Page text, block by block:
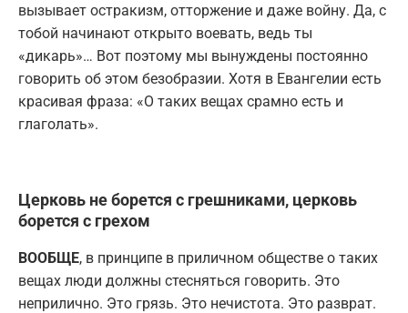
вызывает остракизм, отторжение и даже войну. Да, с
тобой начинают открыто воевать, ведь ты
«дикарь»… Вот поэтому мы вынуждены постоянно
говорить об этом безобразии. Хотя в Евангелии есть
красивая фраза: «О таких вещах срамно есть и
глаголать».
Церковь не борется с грешниками, церковь
борется с грехом
ВООБЩЕ, в принципе в приличном обществе о таких
вещах люди должны стесняться говорить. Это
неприлично. Это грязь. Это нечистота. Это разврат.